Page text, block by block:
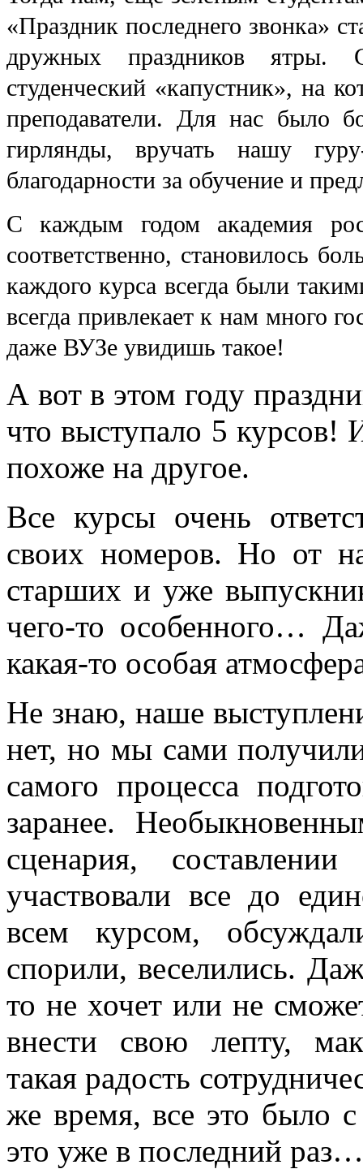
«Праздник последнего звонка»
дружных праздников ятры.
студенческий «капустник», на
преподаватели. Для нас было
гирлянды, вручать нашу
благодарности за обучение и
С каждым годом академия
соответственно, становилось
каждого курса всегда были
всегда привлекает к нам много
даже ВУЗе увидишь такое!
А вот в этом году
что выступало 5 курсов!
похоже на другое.
Все курсы очень
своих номеров. Но от
старших и уже
чего-то особенного…
какая-то особая
Не знаю, наше
нет, но мы сами
самого процесса
заранее.
сценария,
участвовали все до
всем курсом,
спорили, веселились.
то не хочет или не
внести свою лепту,
такая радость
же время, все это было с
это уже в последний раз…